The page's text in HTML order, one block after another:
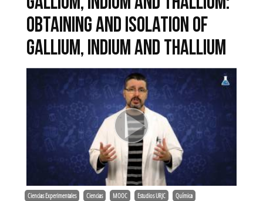
GALLIUM, INDIUM AND THALLIUM:
OBTAINING AND ISOLATION OF
GALLIUM, INDIUM AND THALLIUM
Ciencias Experimentales Ciencias MOOC Estudios URJC Química